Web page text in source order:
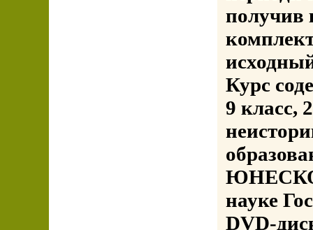
получив
Курс
9 класс,
ЮНЕСКО
науке
DVD-